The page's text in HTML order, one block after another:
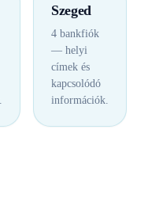
Szeged
4 bankfiók
— helyi
címek és
kapcsolódó
információk.